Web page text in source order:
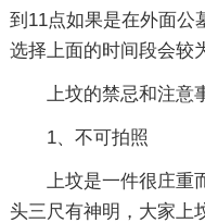
到11点如果是在外面公
选择上面的时间段会较
上坟的禁忌和注意
1、不可拍照
上坟是一件很庄重
头三尺有神明，大家上